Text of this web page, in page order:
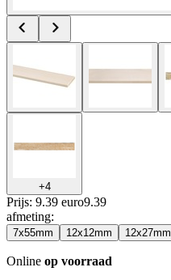
+4
Prijs: 9.39 euro9.39
afmeting:
7x55mm 12x12mm 12x27mm
Online op voorraad